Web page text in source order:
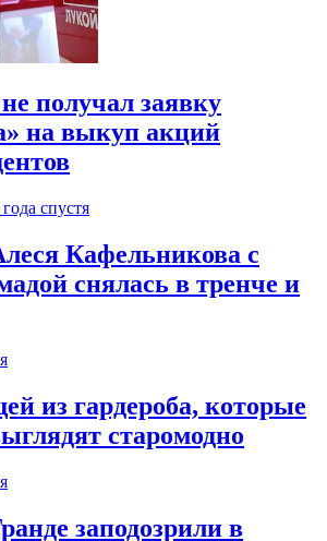
получал заявку
на выкуп акций
года спустя
Кафельникова с
снялась в тренче и
из гардероба, которые
старомодно
заподозрили в